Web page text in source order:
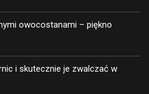
owocostanami – piękno
i skutecznie je zwalczać w